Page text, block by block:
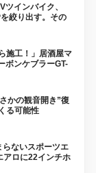
インバイク、
絞り出す。その
施工！」居酒屋マ
ボンケブラーGT-
かの観音開き”復
る可能性
ないスポーツエ
アロに22インチホ